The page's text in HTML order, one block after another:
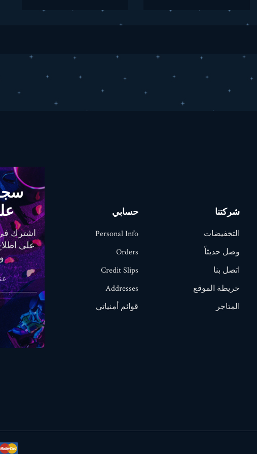
شركتنا
التخفيضات
وصل حديثاً
اتصل بنا
خريطة الموقع
المتاجر
حسابي
Personal Info
Orders
Credit Slips
Addresses
قوائم أمنياتي
اشترك في
على